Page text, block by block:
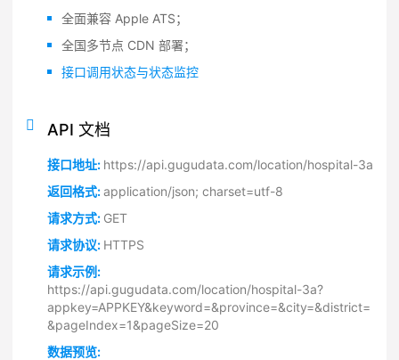
全面兼容 Apple ATS；
全国多节点 CDN 部署；
接口调用状态与状态监控
API 文档
接口地址: https://api.gugudata.com/location/hospital-3a
返回格式:application/json; charset=utf-8
请求方式: GET
请求协议: HTTPS
请求示例:
https://api.gugudata.com/location/hospital-3a?
appkey=APPKEY&keyword=&province=&city=&district=
&pageIndex=1&pageSize=20
数据预览: